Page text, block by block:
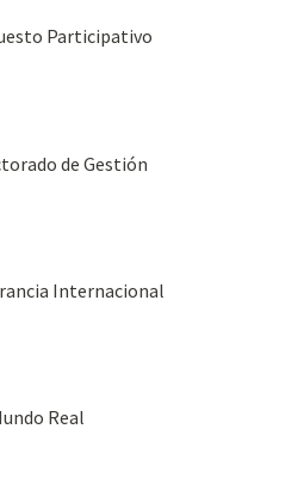
Participativo
de Gestión
Internacional
Real